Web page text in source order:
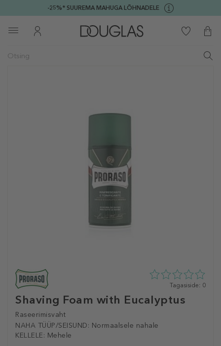
-25%* SUUREMA MAHUGA LÕHNADELE
Shaving Foam with Eucalyptus
Raseerimisvaht
NAHA TÜÜP/SEISUND: Normaalsele nahale
KELLELE: Mehele
0
5st
Tagasiside: 0